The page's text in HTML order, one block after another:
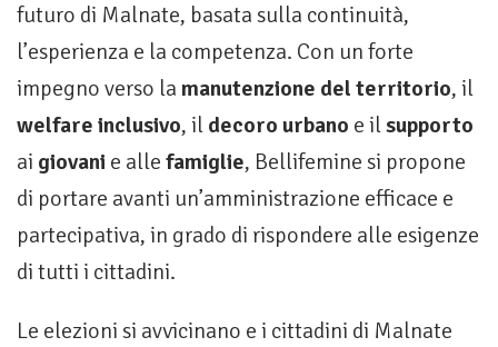
futuro di Malnate, basata sulla continuità,
l’esperienza e la competenza. Con un forte
impegno verso la manutenzione del territorio, il
welfare inclusivo, il decoro urbano e ilsupporto
ai giovani e alle famiglie, Bellifemine si propone
di portare avanti un’amministrazione efficace e
partecipativa, in grado di rispondere alle esigenze
di tutti i cittadini.
Le elezioni si avvicinano e i cittadini di Malnate